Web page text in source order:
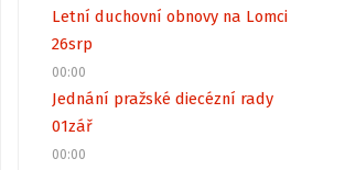
Letní duchovní obnovy na Lomci
26srp
00:00
Jednání pražské diecézní rady
01zář
00:00